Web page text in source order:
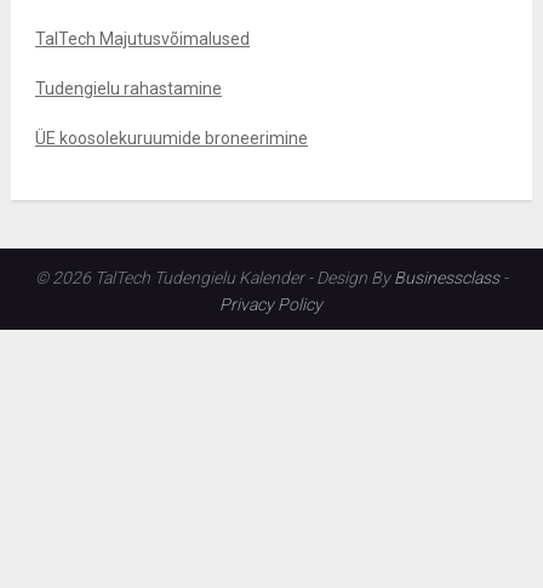
TalTech Majutusvõimalused
Tudengielu rahastamine
ÜE koosolekuruumide broneerimine
© 2026 TalTech Tudengielu Kalender - Design ByBusinessclass-
Privacy Policy